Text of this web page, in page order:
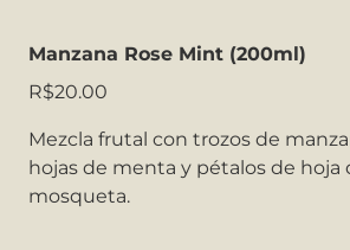
Manzana Rose Mint (200ml)
R$20.00
Mezcla frutal con trozos de
hojas de menta y pétalos de hoja
mosqueta.